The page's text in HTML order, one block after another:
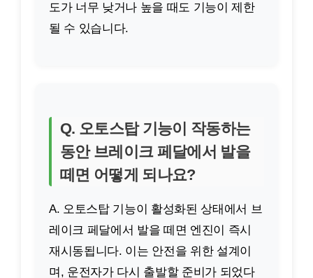
도가 너무 낮거나 높을 때도 기능이 제한
될 수 있습니다.
Q. 오토스탑 기능이 작동하는
동안 브레이크 페달에서 발을
떼면 어떻게 되나요?
A. 오토스탑 기능이 활성화된 상태에서 브
레이크 페달에서 발을 떼면 엔진이 즉시
재시동됩니다. 이는 안전을 위한 설계이
며, 운전자가 다시 출발할 준비가 되었다